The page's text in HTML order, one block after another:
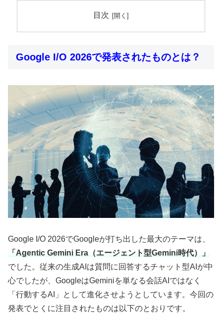
目次
Google I/O 2026で発表されたものとは？
Google I/O 2026でGoogleが打ち出した最大のテーマは、
「Agentic Gemini Era（エージェント型Gemini時代）」
でした。従来の生成AIは質問に回答するチャット型AIが中
心でしたが、GoogleはGeminiを単なる会話AIではなく
「行動するAI」として進化させようとしています。今回の
発表でとくに注目されたものは以下のとおりです。